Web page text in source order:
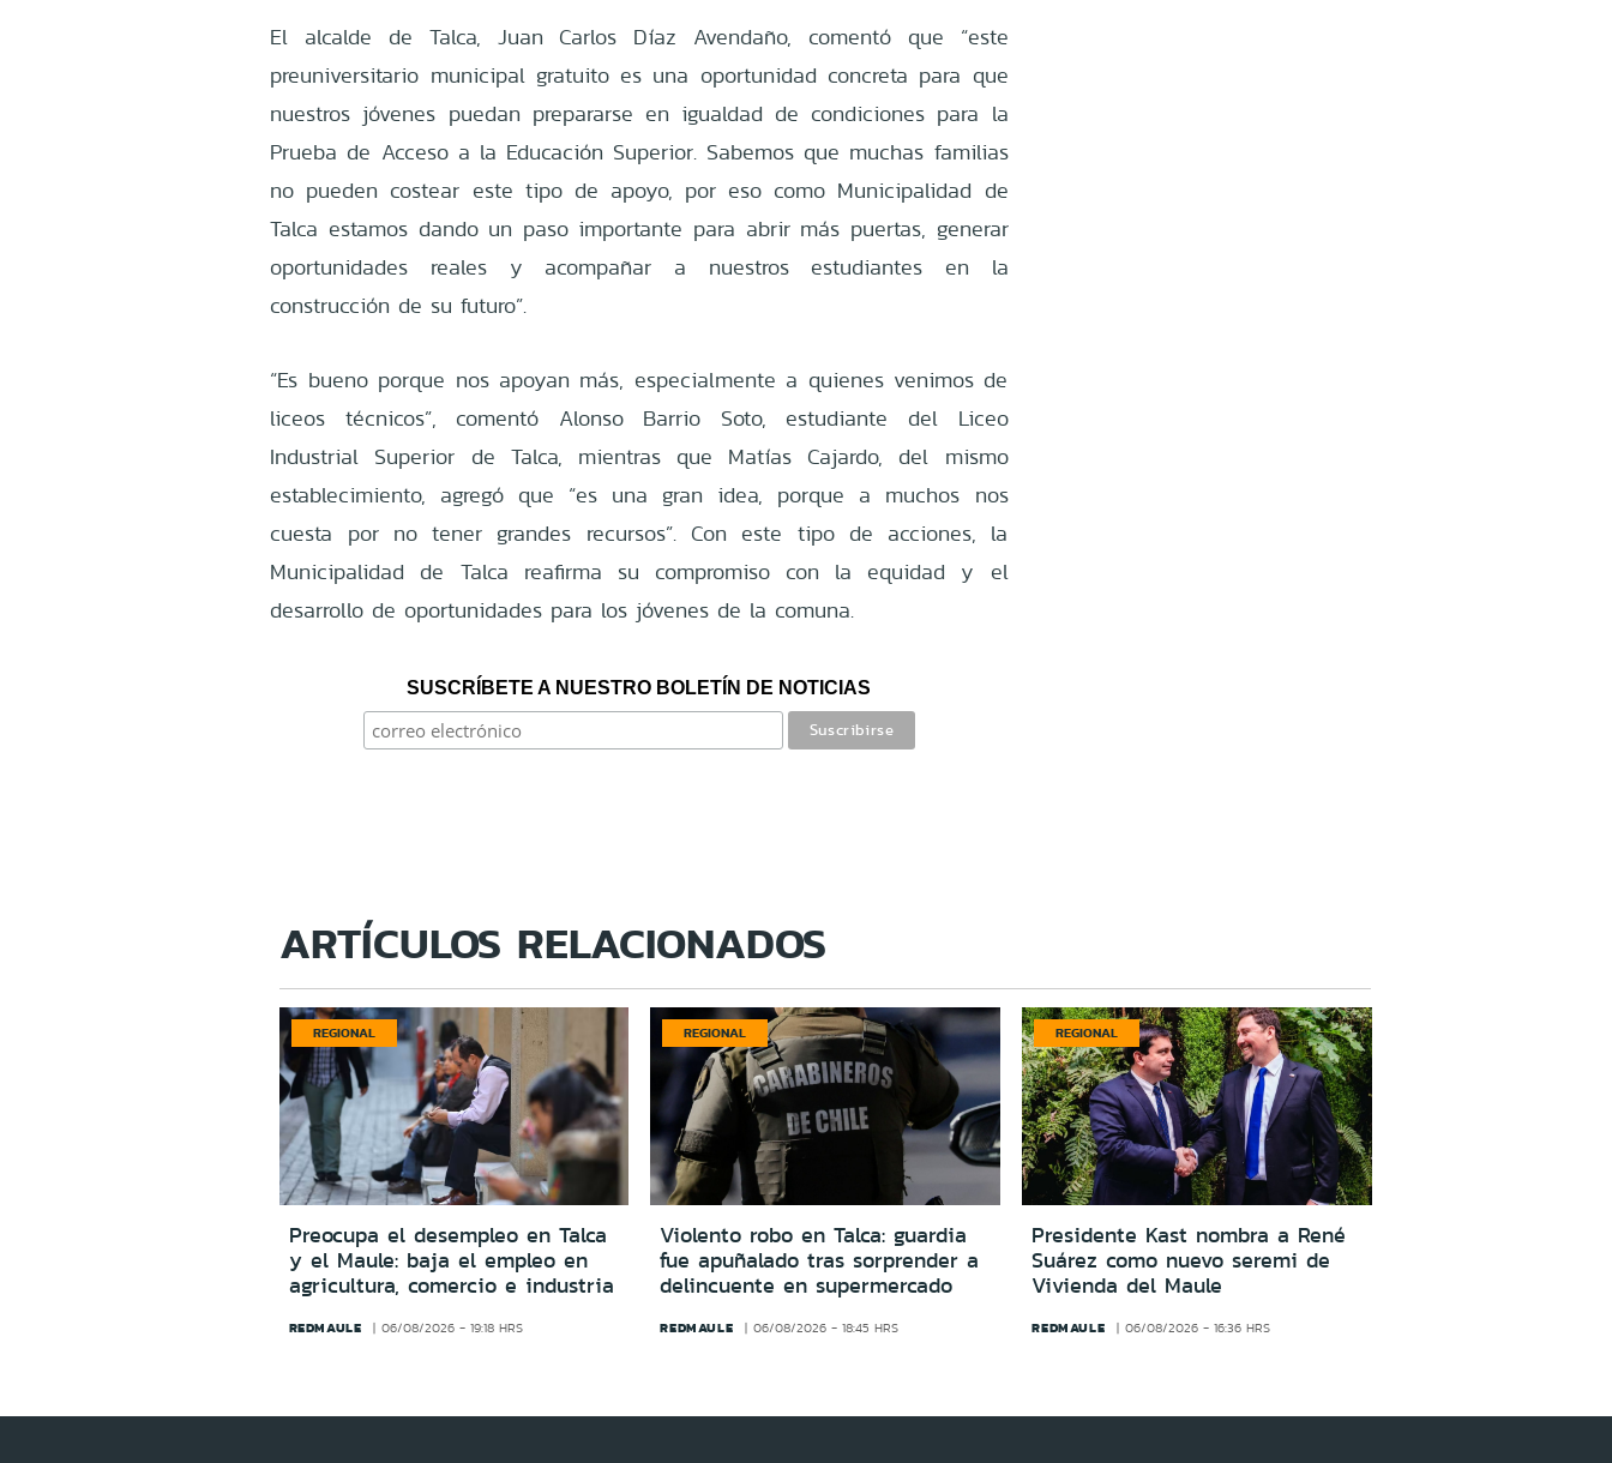
El alcalde de Talca, Juan Carlos Díaz Avendaño, comentó que “este
preuniversitario municipal gratuito es una oportunidad concreta para que
nuestros jóvenes puedan prepararse en igualdad de condiciones para la
Prueba de Acceso a la Educación Superior. Sabemos que muchas familias
no pueden costear este tipo de apoyo, por eso como Municipalidad de
Talca estamos dando un paso importante para abrir más puertas, generar
oportunidades reales y acompañar a nuestros estudiantes en la
construcción de su futuro”.
“Es bueno porque nos apoyan más, especialmente a quienes venimos de
liceos técnicos”, comentó Alonso Barrio Soto, estudiante del Liceo
Industrial Superior de Talca, mientras que Matías Cajardo, del mismo
establecimiento, agregó que “es una gran idea, porque a muchos nos
cuesta por no tener grandes recursos”. Con este tipo de acciones, la
Municipalidad de Talca reafirma su compromiso con la equidad y el
desarrollo de oportunidades para los jóvenes de la comuna.
SUSCRÍBETE A NUESTRO BOLETÍN DE NOTICIAS
ARTÍCULOS RELACIONADOS
REGIONAL
Preocupa el desempleo en Talca
y el Maule: baja el empleo en
agricultura, comercio e industria
REDMAULE 06/08/2026 - 19:18 HRS
REGIONAL
Violento robo en Talca: guardia
fue apuñalado tras sorprender a
delincuente en supermercado
REDMAULE 06/08/2026 - 18:45 HRS
REGIONAL
Presidente Kast nombra a René
Suárez como nuevo seremi de
Vivienda del Maule
REDMAULE 06/08/2026 - 16:36 HRS